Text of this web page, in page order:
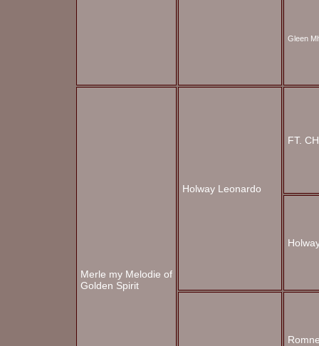
Gleen
Merle my Melodie of
Golden Spirit
Holway Leonardo
FT.